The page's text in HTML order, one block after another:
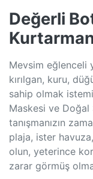
Değerli
Mevsim eğlenceli
kırılgan, kuru,
sahip olmak
Maskesi ve Doğal
tanışmanızın
plaja, ister
olun, yeterince
zarar görmüş